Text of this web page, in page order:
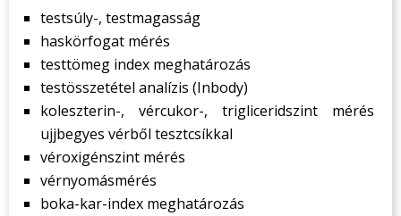
testsúly-, testmagasság
haskörfogat mérés
testtömeg index meghatározás
testösszetétel analízis (Inbody)
koleszterin-, vércukor-, trigliceridszint mérés
ujjbegyes vérből tesztcsíkkal
véroxigénszint mérés
vérnyomásmérés
boka-kar-index meghatározás